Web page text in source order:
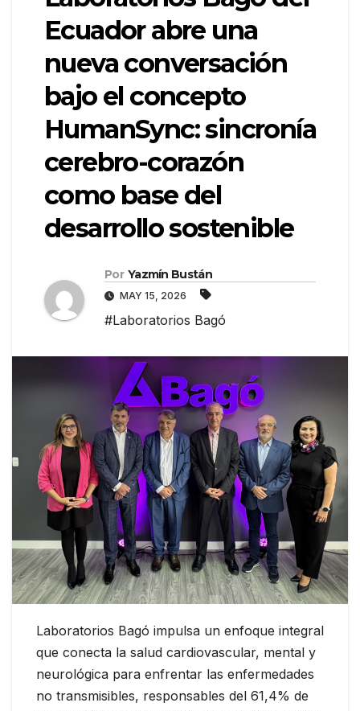
Ecuador abre una
nueva conversación
bajo el concepto
HumanSync: sincronía
cerebro-corazón
como base del
desarrollo sostenible
Por Yazmín Bustán
MAY 15, 2026
#Laboratorios Bagó
Laboratorios Bagó impulsa un enfoque integral
que conecta la salud cardiovascular, mental y
neurológica para enfrentar las enfermedades
no transmisibles, responsables del 61,4% de